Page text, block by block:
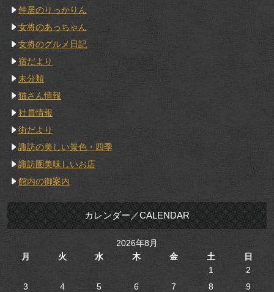
仲居のりっかりん
女将のあっちゃん
女将のグルメ日記
宿だより
未分類
猫さん情報
社員情報
街だより
諏訪の美しい景色・四季
諏訪圏美味しいお店
館内の御案内
カレンダー／CALENDAR
2026年8月
月
火 水 木 金 土
日
1
2
3
4 5 6 7 8
9